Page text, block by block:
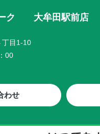
ーク 大牟田駅前店
丁目1-10
00
わせ